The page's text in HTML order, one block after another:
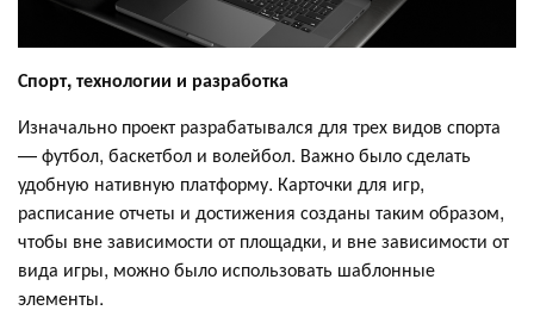
Спорт, технологии и разработка
Изначально проект разрабатывался для трех видов спорта
— футбол, баскетбол и волейбол. Важно было сделать
удобную нативную платформу. Карточки для игр,
расписание отчеты и достижения созданы таким образом,
чтобы вне зависимости от площадки, и вне зависимости от
вида игры, можно было использовать шаблонные
элементы.